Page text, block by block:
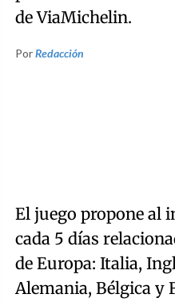
de ViaMichelin.
PorRedacción
El juego propone al
cada 5 días
de Europa: Italia,
Alemania, Bélgica y